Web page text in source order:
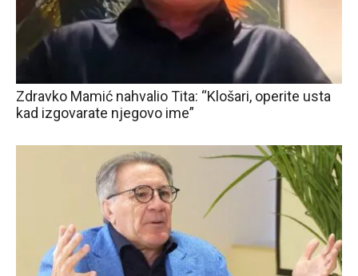
Zdravko Mamić nahvalio Tita: “Klošari, operite usta
kad izgovarate njegovo ime”